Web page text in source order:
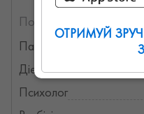
Послуги та ціни:
Паразитолог
Дієтологія
Психолог
ОТРИМУЙ